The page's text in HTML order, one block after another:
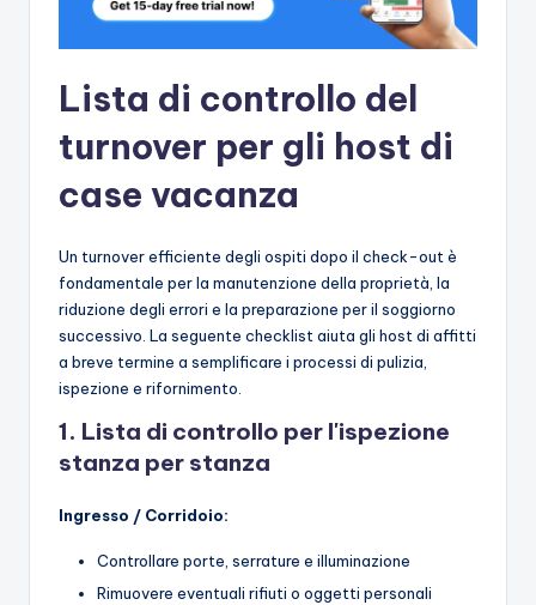
Lista di controllo del
turnover per gli host di
case vacanza
Un turnover efficiente degli ospiti dopo il check-out è
fondamentale per la manutenzione della proprietà, la
riduzione degli errori e la preparazione per il soggiorno
successivo. La seguente checklist aiuta gli host di affitti
a breve termine a semplificare i processi di pulizia,
ispezione e rifornimento.
1. Lista di controllo per l'ispezione
stanza per stanza
Ingresso / Corridoio:
Controllare porte, serrature e illuminazione
Rimuovere eventuali rifiuti o oggetti personali